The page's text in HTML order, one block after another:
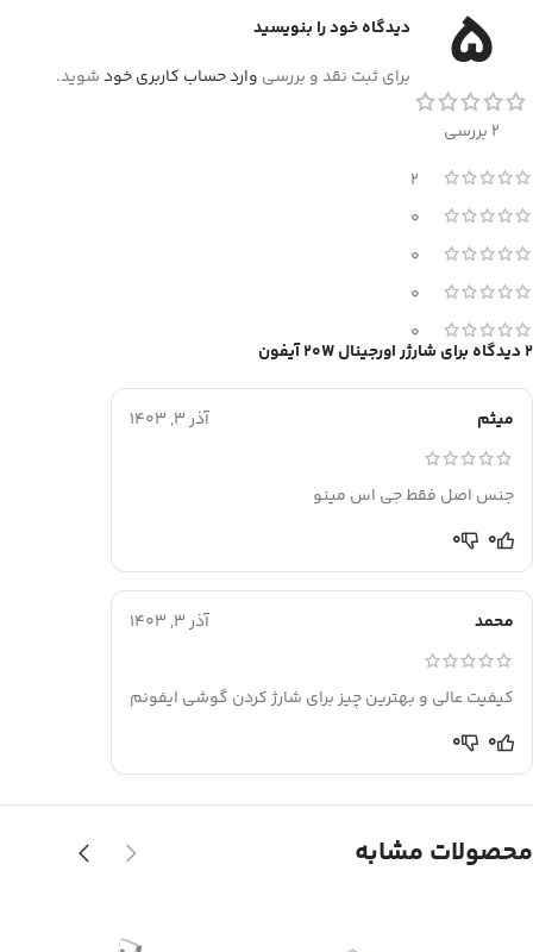
5
2 بررسی
2
0
0
0
0
2 دیدگاه برای شارژر اورجینال 20W آیفون
میثم آذر 3, 1403
جنس اصل فقط جی اس مینو
0
0
محمد آذر 3, 1403
کیفیت عالی و بهترین چیز برای شارژ کردن گوشی ایفونم
0
0
دیدگاه خود را بنویسید
برای ثبت نقد و بررسی وارد حساب کاربری خودشوید.
محصولات مشابه